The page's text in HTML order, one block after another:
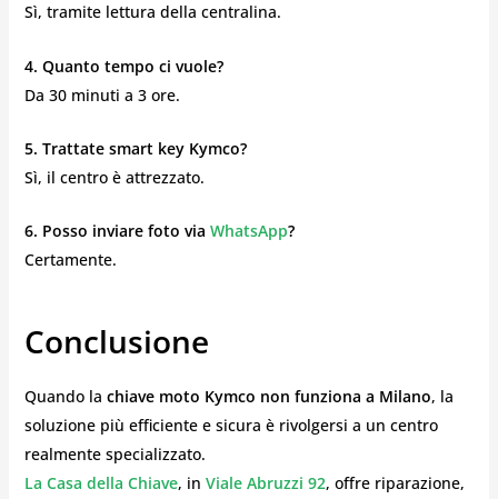
Sì, tramite lettura della centralina.
4. Quanto tempo ci vuole?
Da 30 minuti a 3 ore.
5. Trattate smart key Kymco?
Sì, il centro è attrezzato.
6. Posso inviare foto via WhatsApp?
Certamente.
Conclusione
Quando la chiave moto Kymco non funziona a Milano, la
soluzione più efficiente e sicura è rivolgersi a un centro
realmente specializzato.
La Casa della Chiave, in Viale Abruzzi 92, offre riparazione,